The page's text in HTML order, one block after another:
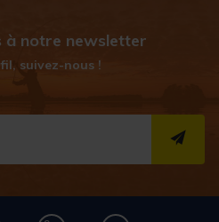
à notre newsletter
suivez-nous !